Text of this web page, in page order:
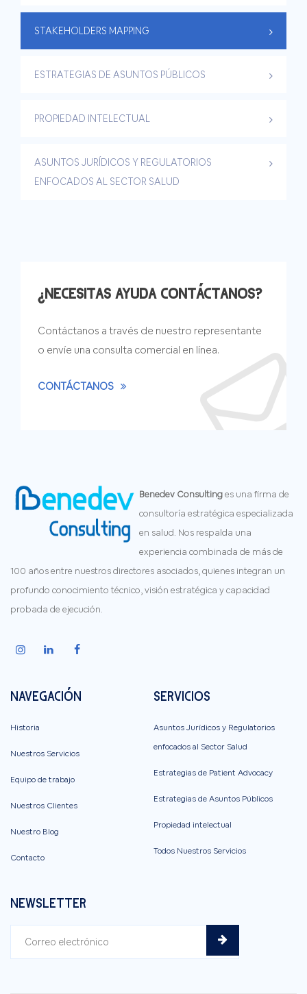
STAKEHOLDERS MAPPING
ESTRATEGIAS DE ASUNTOS PÚBLICOS
PROPIEDAD INTELECTUAL
ASUNTOS JURÍDICOS Y REGULATORIOS
ENFOCADOS AL SECTOR SALUD
¿NECESITAS AYUDA CONTÁCTANOS?
Contáctanos a través de nuestro representante
o envíe una consulta comercial en línea.
CONTÁCTANOS
Benedev Consulting es una firma de
consultoría estratégica especializada
en salud. Nos respalda una
experiencia combinada de más de
100 años entre nuestros directores asociados, quienes integran un
profundo conocimiento técnico, visión estratégica y capacidad
probada de ejecución.
NAVEGACIÓN
Historia
Nuestros Servicios
Equipo de trabajo
Nuestros Clientes
Nuestro Blog
Contacto
SERVICIOS
Asuntos Jurídicos y Regulatorios
enfocados al Sector Salud
Estrategias de Patient Advocacy
Estrategias de Asuntos Públicos
Propiedad intelectual
Todos Nuestros Servicios
NEWSLETTER